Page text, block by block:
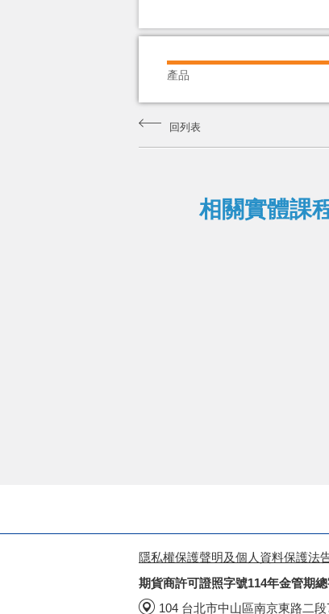
產品
回列表
相關實體課
隱私權保護聲明及個人資料保護法
期貨商許可證照字號114年金管期
104 台北市中山區南京東路二